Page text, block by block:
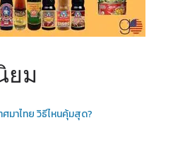
ยม
ศมาไทย วิธีไหนคุ้มสุด?